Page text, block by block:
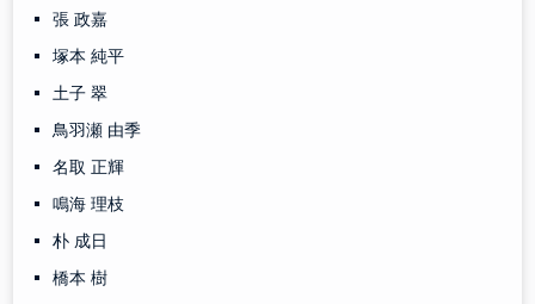
張 政嘉
塚本 純平
土子 翠
鳥羽瀬 由季
名取 正輝
鳴海 理枝
朴 成日
橋本 樹